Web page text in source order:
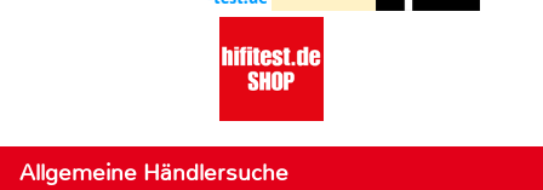
Allgemeine Händlersuche